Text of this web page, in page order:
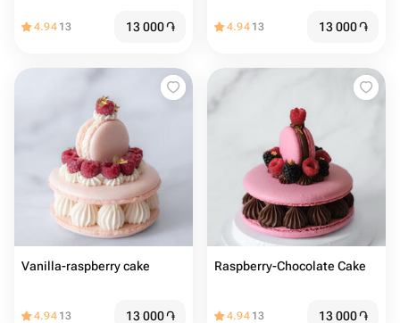
4.94 13 13 000֏ 4.94 13 13 000֏
Vanilla-raspberry cake
4.94 13 13 000֏
Raspberry-Chocolate Cake
4.94 13 13 000֏